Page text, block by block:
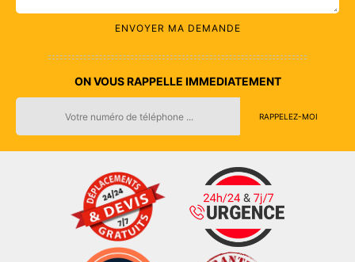
ON VOUS RAPPELLE IMMEDIATEMENT